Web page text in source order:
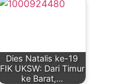
Dies Natalis ke-19
FIK UKSW: Dari Timur
ke Barat,…